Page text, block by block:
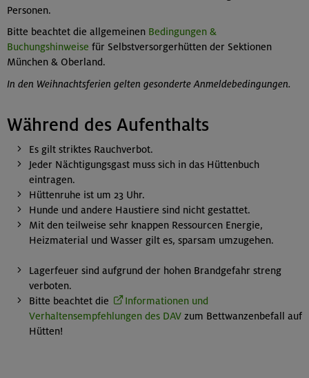
Personen.
Bitte beachtet die allgemeinen Bedingungen &
Buchungshinweise für Selbstversorgerhütten der Sektionen
München & Oberland.
In den Weihnachtsferien gelten gesonderte Anmeldebedingungen.
Während des Aufenthalts
Es gilt striktes Rauchverbot.
Jeder Nächtigungsgast muss sich in das Hüttenbuch
eintragen.
Hüttenruhe ist um 23 Uhr.
Hunde und andere Haustiere sind nicht gestattet.
Mit den teilweise sehr knappen Ressourcen Energie,
Heizmaterial und Wasser gilt es, sparsam umzugehen.
Lagerfeuer sind aufgrund der hohen Brandgefahr streng
verboten.
Bitte beachtet die
Informationen und
Verhaltensempfehlungen des DAV zum Bettwanzenbefall auf
Hütten!